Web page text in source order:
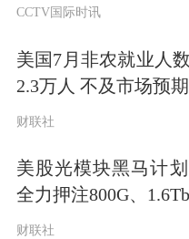
比照这43家券商
前仍有13家券商
CCTV国际时讯
美国7月非农就业人
2.3万人 不及市场预期
财联社
美股光模块黑马计
全力押注800G、
财联社